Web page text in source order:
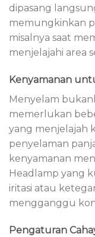
dipasang
memungkinkan
misalnya saat
menjelajahi area
Kenyamanan
Menyelam
memerlukan
yang menjelajah
penyelaman
kenyamanan
Headlamp yang
iritasi atau
mengganggu
Pengaturan